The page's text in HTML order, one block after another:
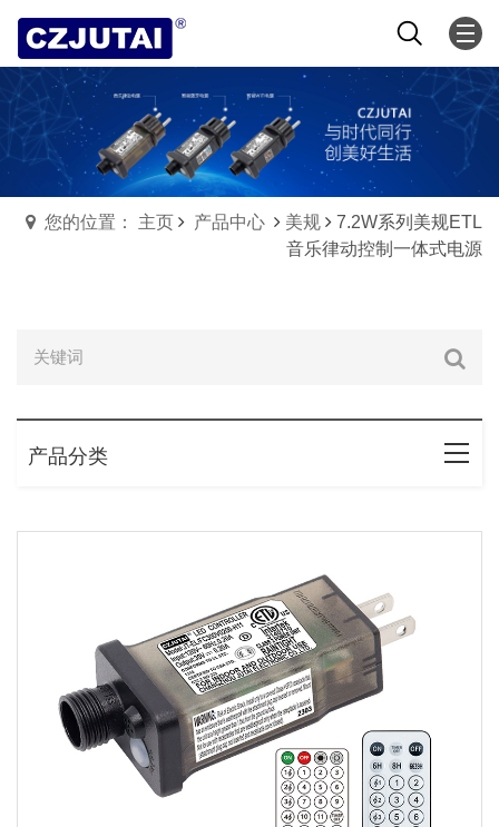
您的位置： 主页 产品中心 美规
7.2W系列美规ETL
音乐律动控制一体式电源
产品分类